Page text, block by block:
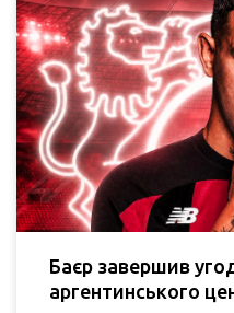
Баєр завершив
аргентинського